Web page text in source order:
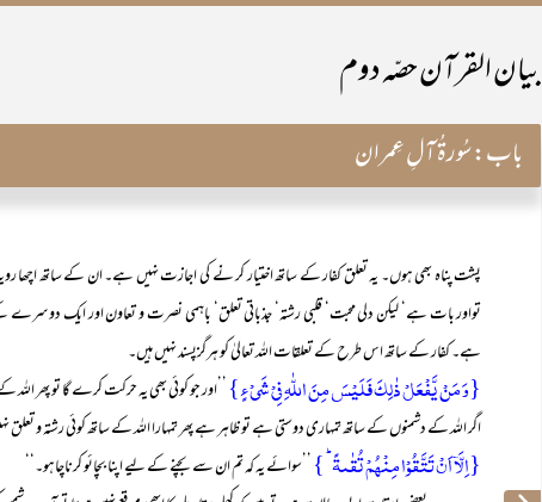
بیان القرآن حصّہ دوم
باب:سُورۃُ آلِ عِمران
پشت پناہ بھی ہوں۔ یہ تعلق کفار کے ساتھ اختیار کر نے کی اجازت نہیں ہے۔ ان کے ساتھ اچھا
تواور بات ہے‘ لیکن دلی محبت‘ قلبی رشتہ‘ جذباتی تعلق‘ باہمی نصرت و تعاون اور ایک دوسرے
ہے۔ کفار کے ساتھ اس طرح کے تعلقات اللہ تعالیٰ کو ہرگزپسند نہیں ہیں۔
{وَ مَنۡ یَّفۡعَلۡ ذٰلِکَ فَلَیۡسَ مِنَ اللّٰہِ فِیۡ شَیۡءٍ} ’’اور جو کوئی بھی یہ حرکت کرے گا تو پھر اللہ
اگر اللہ کے دشمنوں کے ساتھ تمہاری دوستی ہے تو ظاہر ہے پھر تمہارا اللہ کے ساتھ کوئی رشتہ و تعلق
{اِلَّاۤ اَنۡ تَتَّقُوۡا مِنۡہُمۡ تُقٰىۃً ؕ } ’’سوائے یہ کہ تم ان سے بچنے کے لیے اپنا بچائو کرناچاہو۔‘‘